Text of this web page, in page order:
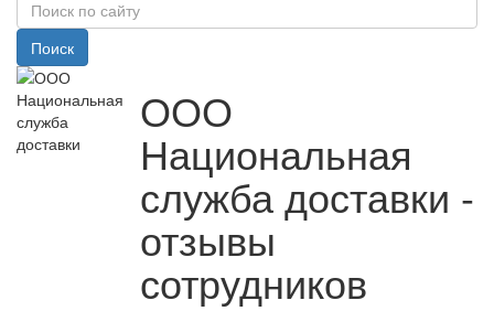
Поиск
ООО
Национальная
служба доставки -
отзывы
сотрудников